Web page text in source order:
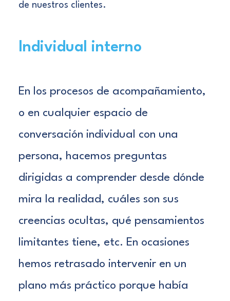
de nuestros clientes.
Individual interno
En los procesos de acompañamiento,
o en cualquier espacio de
conversación individual con una
persona, hacemos preguntas
dirigidas a comprender desde dónde
mira la realidad, cuáles son sus
creencias ocultas, qué pensamientos
limitantes tiene, etc. En ocasiones
hemos retrasado intervenir en un
plano más práctico porque había